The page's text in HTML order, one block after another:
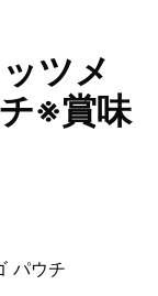
ツメ
※賞味
パウチ